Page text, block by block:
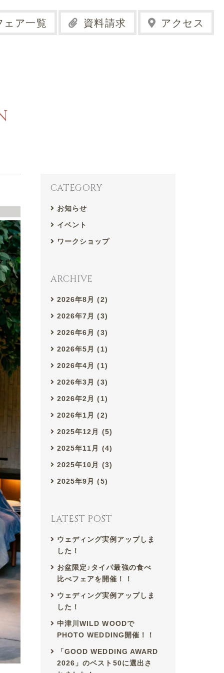
ェア一覧 資料請求 アクセス
CATEGORY
お知らせ
イベント
ワークショップ
ARCHIVE
2026年8月 (2)
2026年7月 (3)
2026年6月 (3)
2026年5月 (1)
2026年4月 (1)
2026年3月 (3)
2026年2月 (1)
2026年1月 (2)
2025年12月 (5)
2025年11月 (4)
2025年10月 (3)
2025年9月 (5)
LATEST POST
ウェディング実例アップしま
した！
お盆限定♪タイパ最強の食べ
比べフェアを開催！！
ウェディング実例アップしま
した！
中津川WILD WOODで
PHOTO WEDDING開催！！
「GOOD WEDDING AWARD
2026」のベスト50に選出さ